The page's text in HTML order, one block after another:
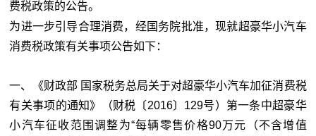
费税政策的公告。
为进一步引导合理消费，经国务院批准，现就超豪华小汽车
消费税政策有关事项公告如下：
一、《财政部 国家税务总局关于对超豪华小汽车加征消费税
有关事项的通知》（财税〔2016〕129号）第一条中超豪华
小汽车征收范围调整为“每辆零售价格90万元（不含增值